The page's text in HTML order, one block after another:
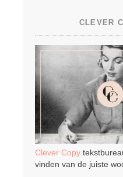
CLEVER
Clever Copy
vinden van de juiste